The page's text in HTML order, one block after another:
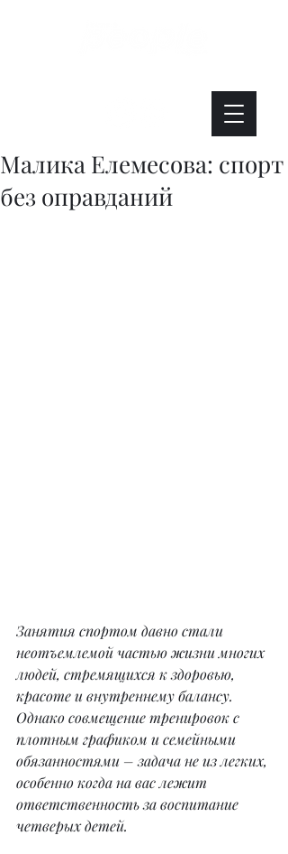
Малика Елемесова: спорт
без оправданий
Занятия спортом давно стали
неотъемлемой частью жизни многих
людей, стремящихся к здоровью,
красоте и внутреннему балансу.
Однако совмещение тренировок с
плотным графиком и семейными
обязанностями – задача не из легких,
особенно когда на вас лежит
ответственность за воспитание
четверых детей.